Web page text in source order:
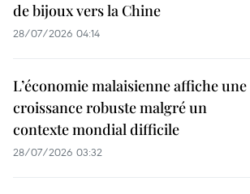
de bijoux vers la Chine
28/07/2026 04:14
L’économie malaisienne affiche une
croissance robuste malgré un
contexte mondial difficile
28/07/2026 03:32